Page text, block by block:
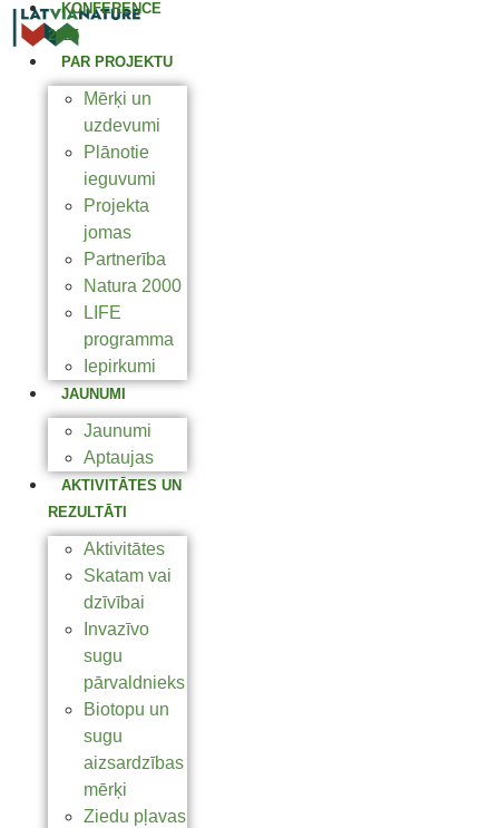
KONFERENCE
2025
PAR PROJEKTU
Mērķi un
uzdevumi
Plānotie
ieguvumi
Projekta
jomas
Partnerība
Natura 2000
LIFE
programma
Iepirkumi
JAUNUMI
Jaunumi
Aptaujas
AKTIVITĀTES UN
REZULTĀTI
Aktivitātes
Skatam vai
dzīvībai
Invazīvo
sugu
pārvaldnieks
Biotopu un
sugu
aizsardzības
mērķi
Ziedu pļavas